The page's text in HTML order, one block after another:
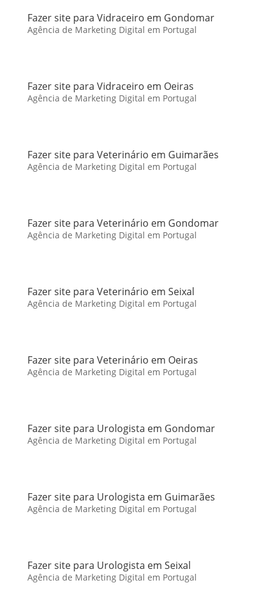
Fazer site para Vidraceiro em Gondomar
Agência de Marketing Digital em Portugal
Fazer site para Vidraceiro em Oeiras
Agência de Marketing Digital em Portugal
Fazer site para Veterinário em Guimarães
Agência de Marketing Digital em Portugal
Fazer site para Veterinário em Gondomar
Agência de Marketing Digital em Portugal
Fazer site para Veterinário em Seixal
Agência de Marketing Digital em Portugal
Fazer site para Veterinário em Oeiras
Agência de Marketing Digital em Portugal
Fazer site para Urologista em Gondomar
Agência de Marketing Digital em Portugal
Fazer site para Urologista em Guimarães
Agência de Marketing Digital em Portugal
Fazer site para Urologista em Seixal
Agência de Marketing Digital em Portugal